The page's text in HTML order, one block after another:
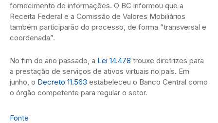
fornecimento de informações. O BC informou que a
Receita Federal e a Comissão de Valores Mobiliários
também participarão do processo, de forma “transversal e
coordenada”.
No fim do ano passado, a Lei 14.478 trouxe diretrizes para
a prestação de serviços de ativos virtuais no país. Em
junho, o Decreto 11.563 estabeleceu o Banco Central como
o órgão competente para regular o setor.
Fonte